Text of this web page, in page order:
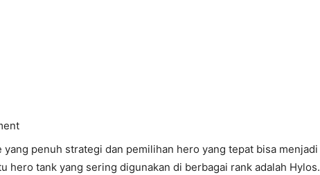
yang penuh strategi dan pemilihan hero yang tepat bisa menjadi
hero tank yang sering digunakan di berbagai rank adalah Hylos.